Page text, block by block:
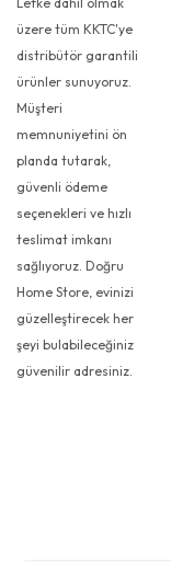
üzere tüm KKTC'ye
distribütör garantili
ürünler sunuyoruz.
Müşteri
memnuniyetini ön
planda tutarak,
güvenli ödeme
seçenekleri ve hızlı
teslimat imkanı
sağlıyoruz. Doğru
Home Store, evinizi
güzelleştirecek her
şeyi bulabileceğiniz
güvenilir adresiniz.